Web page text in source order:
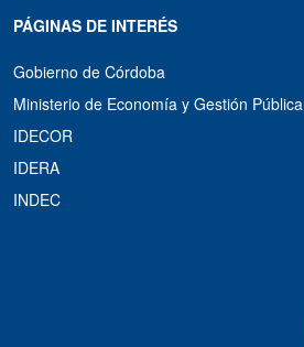
PÁGINAS DE INTERÉS
Gobierno de Córdoba
Ministerio de Economía y Gestión Pública
IDECOR
IDERA
INDEC